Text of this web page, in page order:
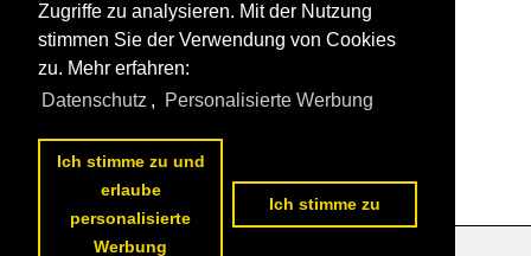
Zugriffe zu analysieren. Mit der Nutzung
stimmen Sie der Verwendung von Cookies
zu. Mehr erfahren:
Datenschutz , Personalisierte Werbung
Ich stimme zu und
erlaube
personalisierte
Werbung
Ich stimme zu